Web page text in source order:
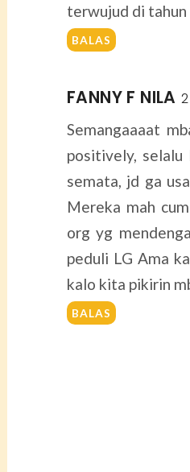
terwujud di tahun
BALAS
FANNY F NILA
Semangaaaat
positively, selalu
semata, jd ga
Mereka mah
org yg
peduli LG Ama
kalo kita pikirin
BALAS